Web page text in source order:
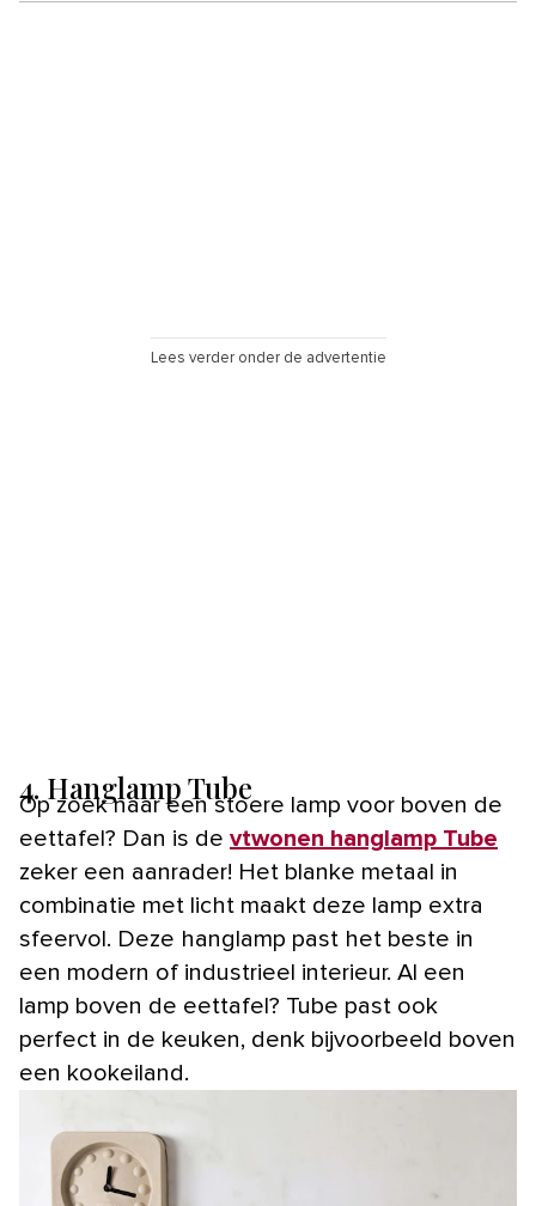
Lees verder onder de advertentie
4. Hanglamp Tube
Op zoek naar een stoere lamp voor boven de
eettafel? Dan is de vtwonen hanglamp Tube
zeker een aanrader! Het blanke metaal in
combinatie met licht maakt deze lamp extra
sfeervol. Deze hanglamp past het beste in
een modern of industrieel interieur. Al een
lamp boven de eettafel? Tube past ook
perfect in de keuken, denk bijvoorbeeld boven
een kookeiland.